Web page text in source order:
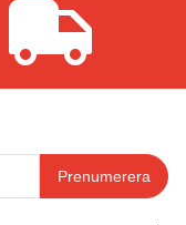
Prenumerera